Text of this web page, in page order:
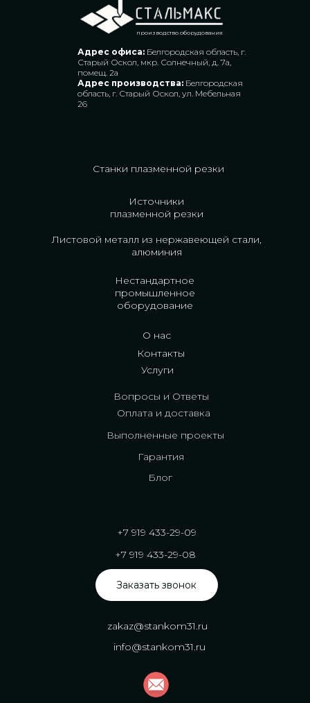
Заказать звонок
+7 919 433-29-09
+7 919 433-29-08
производство оборудования
info@stankom31.ru
zakaz@stankom31.ru
Станки плазменной резки
Нестандартное
промышленное
оборудование
Листовой металл из нержавеющей стали,
алюминия
Источники
плазменной резки
О нас
Контакты
Блог
Гарантия
Выполненные проекты
Оплата и доставка
Вопросы и Ответы
Адрес офиса: Белгородская область, г.
Старый Оскол, мкр. Солнечный, д. 7а,
помещ. 2а
Адрес производства: Белгородская
область, г. Старый Оскол, ул. Мебельная
26
Услуги